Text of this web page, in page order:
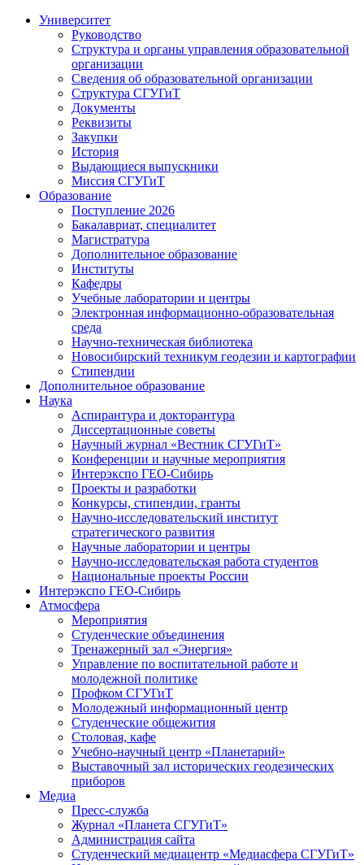
Университет
Руководство
Структура и органы управления образовательной
организации
Сведения об образовательной организации
Структура СГУГиТ
Документы
Реквизиты
Закупки
История
Выдающиеся выпускники
Миссия СГУГиТ
Образование
Поступление 2026
Бакалавриат, специалитет
Магистратура
Дополнительное образование
Институты
Кафедры
Учебные лаборатории и центры
Электронная информационно-образовательная
среда
Научно-техническая библиотека
Новосибирский техникум геодезии и картографии
Стипендии
Дополнительное образование
Наука
Аспирантура и докторантура
Диссертационные советы
Научный журнал «Вестник СГУГиТ»
Конференции и научные мероприятия
Интерэкспо ГЕО-Сибирь
Проекты и разработки
Конкурсы, стипендии, гранты
Научно-исследовательский институт
стратегического развития
Научные лаборатории и центры
Научно-исследовательская работа студентов
Национальные проекты России
Интерэкспо ГЕО-Сибирь
Атмосфера
Мероприятия
Студенческие объединения
Тренажерный зал «Энергия»
Управление по воспитательной работе и
молодежной политике
Профком СГУГиТ
Молодежный информационный центр
Студенческие общежития
Столовая, кафе
Учебно-научный центр «Планетарий»
Выставочный зал исторических геодезических
приборов
Медиа
Пресс-служба
Журнал «Планета СГУГиТ»
Администрация сайта
Студенческий медиацентр «Медиасфера СГУГиТ»